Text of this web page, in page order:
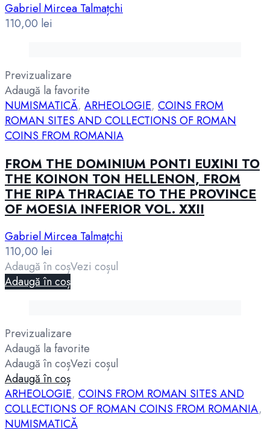
Gabriel Mircea Talmațchi
110,00 lei
Previzualizare
Adaugă la favorite
NUMISMATICĂ, ARHEOLOGIE, COINS FROM
ROMAN SITES AND COLLECTIONS OF ROMAN
COINS FROM ROMANIA
FROM THE DOMINIUM PONTI EUXINI TO
THE KOINON TON HELLENON, FROM
THE RIPA THRACIAE TO THE PROVINCE
OF MOESIA INFERIOR VOL. XXII
Gabriel Mircea Talmațchi
110,00 lei
Adaugă în coșVezi coșul
Adaugă în coș
Previzualizare
Adaugă la favorite
Adaugă în coșVezi coșul
Adaugă în coș
ARHEOLOGIE, COINS FROM ROMAN SITES AND
COLLECTIONS OF ROMAN COINS FROM ROMANIA,
NUMISMATICĂ